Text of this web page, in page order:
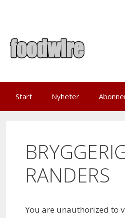
Start Nyheter
RANDERS
You are unauthorized to